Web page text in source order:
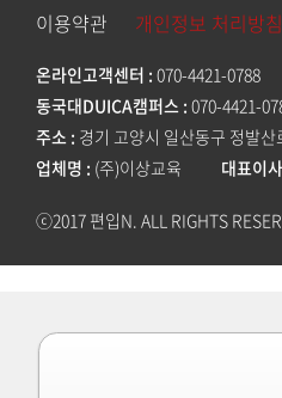
이용약관 개인정보 처리방침
온라인고객센터 070-4421-0788
동국대DUICA캠퍼스 070-4421-
주소 경기 고양시 일산동구 정발
업체명 (주)이상교육 대표이사
ⓒ2017 편입N. ALL RIGHTS